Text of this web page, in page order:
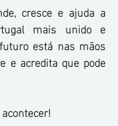
cresce e ajuda a
mais unido e
está nas mãos
e acredita que pode